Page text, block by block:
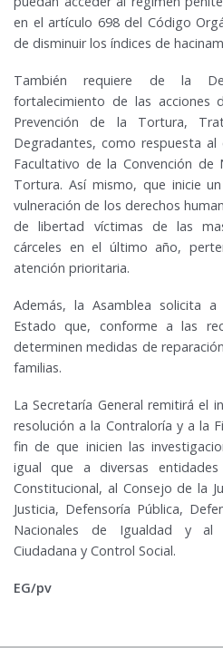
en el artículo 698 del Código
de disminuir los índices de
También requiere de la
fortalecimiento de las acciones
Prevención de la Tortura,
Degradantes, como respuesta
Facultativo de la Convención de
Tortura. Así mismo, que inicie
vulneración de los derechos
de libertad víctimas de las
cárceles en el último año,
atención prioritaria.
Además, la Asamblea solicita
Estado que, conforme a las
determinen medidas de
familias.
La Secretaría General remitirá el
resolución a la Contraloría y a la
fin de que inicien las
igual que a diversas
Constitucional, al Consejo de la
Justicia, Defensoría Pública,
Nacionales de Igualdad y al
Ciudadana y Control Social.
EG/pv